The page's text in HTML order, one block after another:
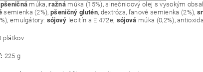
pšeničná múka,ražná múka (15%), slnečnicový olej s vysokým
semienka (2%),pšeničný glutén, dextróza, ľanové semienka (2%),
emulgátory: sójový lecitín a E 472e; sójová múka (0,2%),
plátkov
225 g